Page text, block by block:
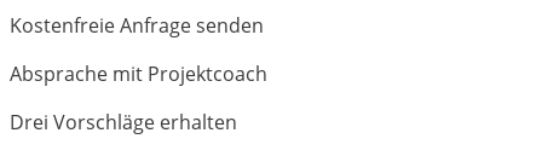
Kostenfreie Anfrage senden
Absprache mit Projektcoach
Drei Vorschläge erhalten